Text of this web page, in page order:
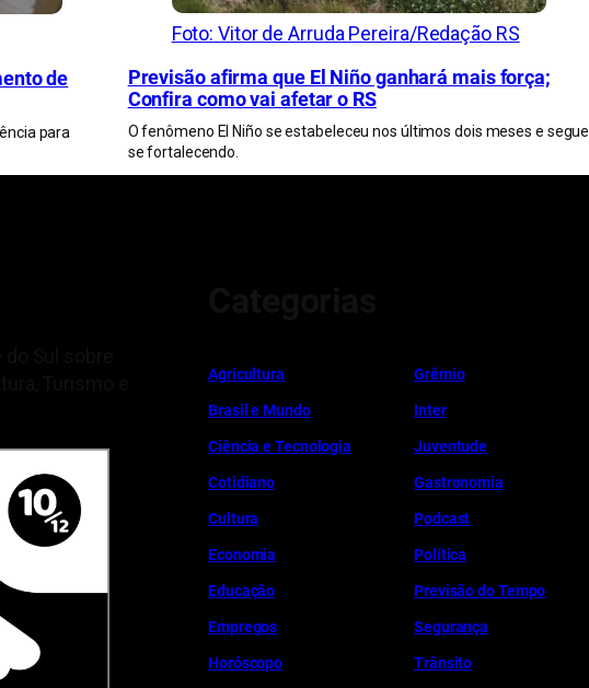
de
para
Foto: Vitor de Arruda Pereira/Redação RS
Previsão afirma que El Niño ganhará mais força;
Confira como vai afetar o RS
O fenômeno El Niño se estabeleceu nos últimos dois meses e segue
se fortalecendo.
Agricultura
Brasil e Mundo
Ciência e Tecnologia
Cotidiano
Cultura
Economia
Educação
Empregos
Horóscopo
Grêmio
Inter
Juventude
Gastronomia
Podcast
Política
Previsão do Tempo
Segurança
Trânsito